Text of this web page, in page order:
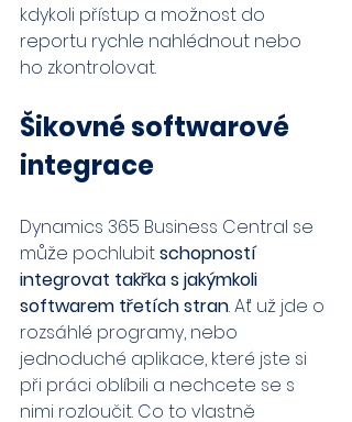
kdykoli přístup a možnost do
reportu rychle nahlédnout nebo
ho zkontrolovat.
Šikovné softwarové
integrace
Dynamics 365 Business Central se
může pochlubit schopností
integrovat takřka s jakýmkoli
softwarem třetích stran. Ať už jde o
rozsáhlé programy, nebo
jednoduché aplikace, které jste si
při práci oblíbili a nechcete se s
nimi rozloučit. Co to vlastně